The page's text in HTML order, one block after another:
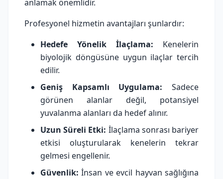
anlamak önemlidir.
Profesyonel hizmetin avantajları şunlardır:
Hedefe Yönelik İlaçlama: Kenelerin
biyolojik döngüsüne uygun ilaçlar tercih
edilir.
Geniş Kapsamlı Uygulama: Sadece
görünen alanlar değil, potansiyel
yuvalanma alanları da hedef alınır.
Uzun Süreli Etki: İlaçlama sonrası bariyer
etkisi oluşturularak kenelerin tekrar
gelmesi engellenir.
Güvenlik: İnsan ve evcil hayvan sağlığına